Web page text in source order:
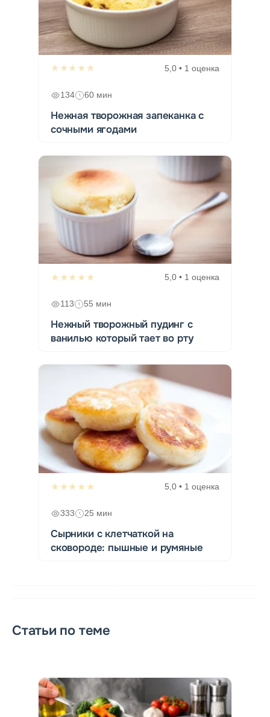
★★★★★ 5,0 • 1 оценка
134 60 мин
Нежная творожная запеканка с
сочными ягодами
★★★★★ 5,0 • 1 оценка
113 55 мин
Нежный творожный пудинг с
ванилью который тает во рту
★★★★★ 5,0 • 1 оценка
333 25 мин
Сырники с клетчаткой на
сковороде: пышные и румяные
Статьи по теме